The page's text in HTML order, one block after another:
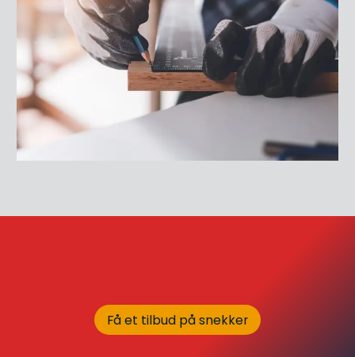
Få et tilbud på snekker